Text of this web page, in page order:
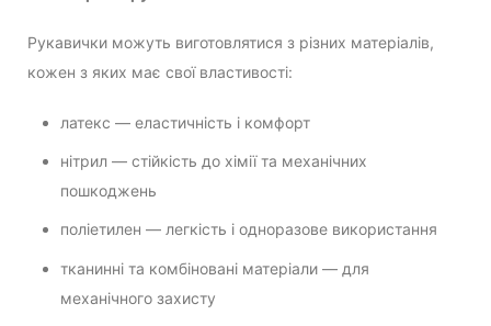
Рукавички можуть виготовлятися з різних матеріалів,
кожен з яких має свої властивості:
латекс — еластичність і комфорт
нітрил — стійкість до хімії та механічних
пошкоджень
поліетилен — легкість і одноразове використання
тканинні та комбіновані матеріали — для
механічного захисту